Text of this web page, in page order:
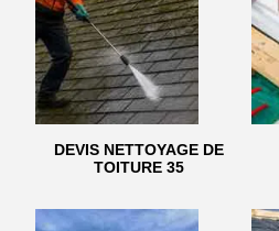
DEVIS NETTOYAGE DE
TOITURE 35